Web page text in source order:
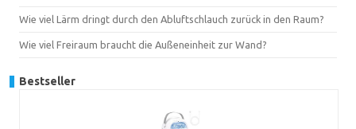
Wie viel Lärm dringt durch den Abluftschlauch zurück in den Raum?
Wie viel Freiraum braucht die Außeneinheit zur Wand?
Bestseller